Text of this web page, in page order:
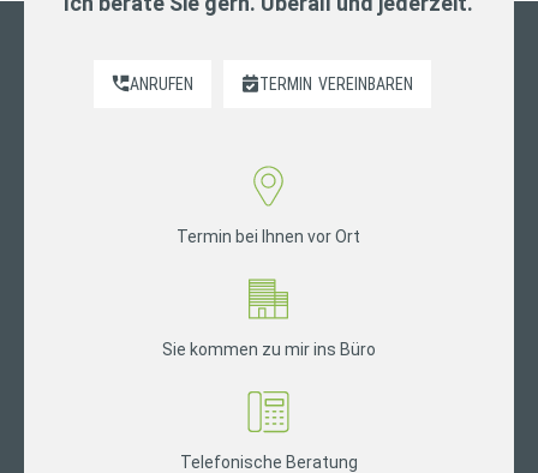
ANRUFEN TERMIN VEREINBAREN
Termin bei Ihnen vor Ort
Sie kommen zu mir ins Büro
Telefonische Beratung